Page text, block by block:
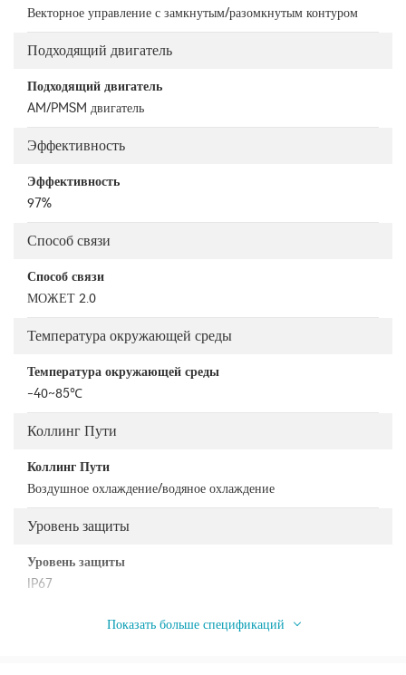
Векторное управление с замкнутым/разомкнутым контуром
Подходящий двигатель
Подходящий двигатель
AM/PMSM двигатель
Эффективность
Эффективность
97%
Способ связи
Способ связи
МОЖЕТ 2.0
Температура окружающей среды
Температура окружающей среды
-40~85℃
Коллинг Пути
Коллинг Пути
Воздушное охлаждение/водяное охлаждение
Уровень защиты
Уровень защиты
IP67
Показать больше спецификаций